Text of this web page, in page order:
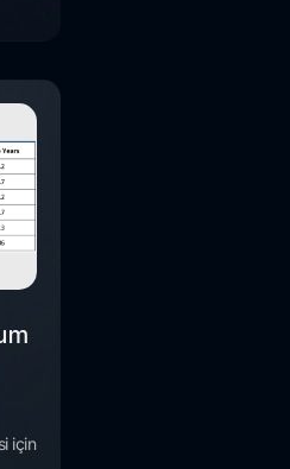
için